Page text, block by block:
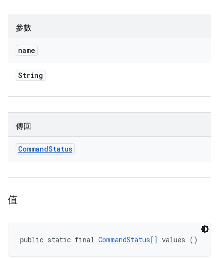
參數
name
String
傳回
CommandStatus
值
public static final CommandStatus[] values ()